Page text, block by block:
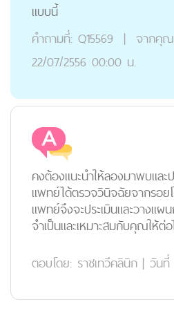
แบบนี้
คำถามที่: Q15569 | จากคุณ
22/07/2556 00:00 น.
คงต้องแนะนำให้ลองมาพบแล
แพทย์ได้ตรวจวินิจฉัยจากรอยโ
แพทย์จึงจะประเมินและวางแ
จำเป็นและเหมาะสมกับคุณให้ต่อ
ตอบโดย: ราชเทวีคลินิก | วันที่